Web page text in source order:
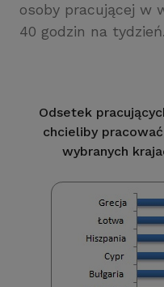
osoby pracującej w
40 godzin na tydzień.
Odsetek
chcieliby
wybranych